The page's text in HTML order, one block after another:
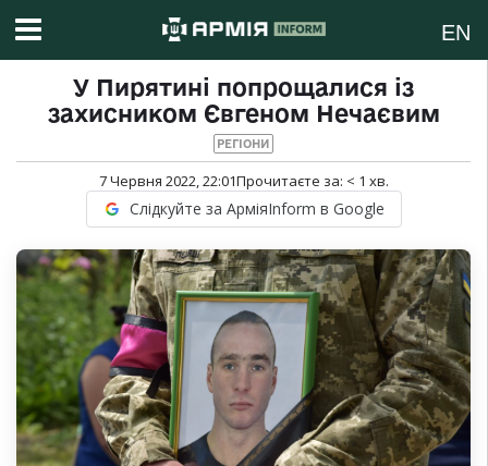
EN
У Пирятині попрощалися із
захисником Євгеном Нечаєвим
РЕГІОНИ
7 Червня 2022, 22:01Прочитаєте за: < 1 хв.
Слідкуйте за АрміяInform в Google